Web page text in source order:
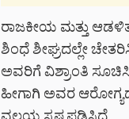
ರಾಜಕೀಯ ಮತ್ತು
ಶಿಂಧೆ ಶೀಘ್ರದಲ್ಲೇ
ಅವರಿಗೆ ವಿಶ್ರಾಂತಿ
ಹೀಗಾಗಿ ಅವರ